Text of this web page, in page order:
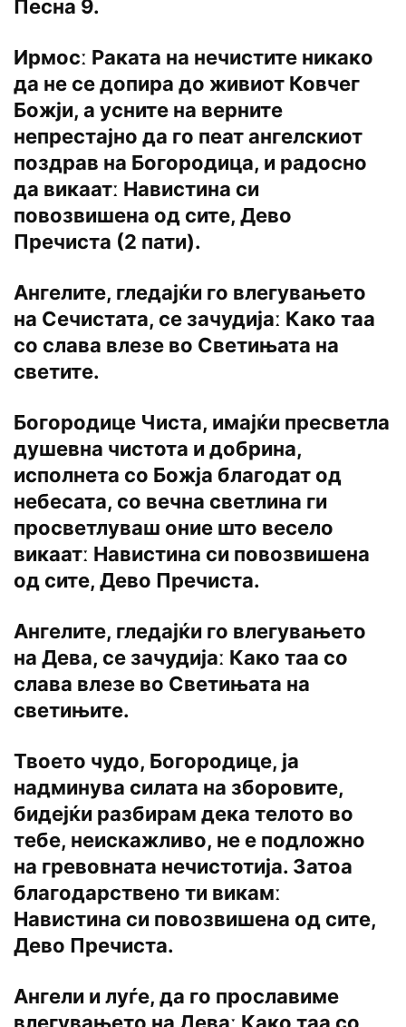
Песна 9.
Ирмосː Раката на нечистите никако
да не се допира до живиот Ковчег
Божји, а усните на верните
непрестајно да го пеат ангелскиот
поздрав на Богородица, и радосно
да викаатː Навистина си
повозвишена од сите, Дево
Пречиста (2 пати).
Ангелите, гледајќи го влегувањето
на Сечистата, се зачудијаː Како таа
со слава влезе во Светињата на
светите.
Богородице Чиста, имајќи пресветла
душевна чистота и добрина,
исполнета со Божја благодат од
небесата, со вечна светлина ги
просветлуваш оние што весело
викаатː Навистина си повозвишена
од сите, Дево Пречиста.
Ангелите, гледајќи го влегувањето
на Дева, се зачудијаː Како таа со
слава влезе во Светињата на
светињите.
Твоето чудо, Богородице, ја
надминува силата на зборовите,
бидејќи разбирам дека телото во
тебе, неискажливо, не е подложно
на гревовната нечистотија. Затоа
благодарствено ти викамː
Навистина си повозвишена од сите,
Дево Пречиста.
Ангели и луѓе, да го прославиме